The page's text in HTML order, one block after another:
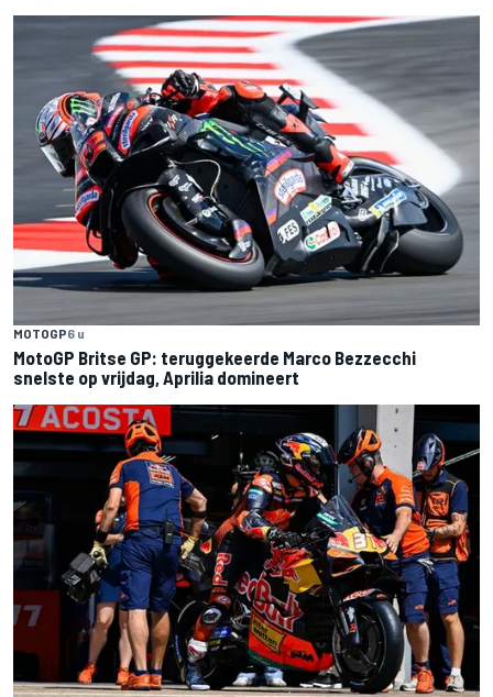
MOTOGP6 u
MotoGP Britse GP: teruggekeerde Marco Bezzecchi
snelste op vrijdag, Aprilia domineert